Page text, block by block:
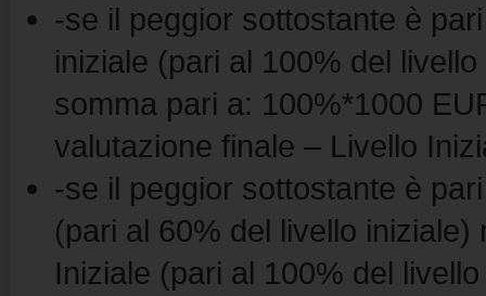
-se il peggior sottostante è
iniziale (pari al 100% del
somma pari a: 100%*1000
valutazione finale – Livello
-se il peggior sottostante è
(pari al 60% del livello
Iniziale (pari al 100% del